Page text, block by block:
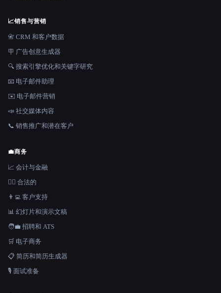
📈销售与营销
📇 CRM 和客户数据
🪧 广告创意生成器
🔍 搜索引擎优化和关键字研究
📧 电子邮件助理
✉️ 电子邮件营销
📣 社交媒体内容
📞 销售推广和潜在客户
💼商务
📈 会计与金融
👩‍⚖️ 合法的
👨‍💻 客户支持
📊 幻灯片和演示文稿
🧑‍💼 招聘和 ATS
🛒 电子商务
📋 简历和简历生成器
🎙️ 面试准备